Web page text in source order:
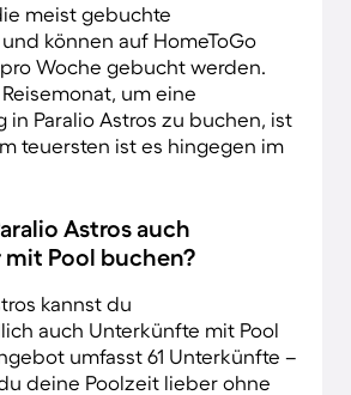
meist gebuchte
können auf HomeToGo
Woche gebucht werden.
um eine
in Paralio Astros zu buchen, ist
teuersten ist es hingegen im
Astros auch
mit Pool buchen?
kannst du
auch Unterkünfte mit Pool
umfasst 61 Unterkünfte –
deine Poolzeit lieber ohne